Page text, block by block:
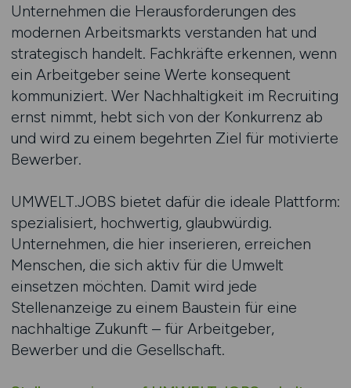
Unternehmen die Herausforderungen des
modernen Arbeitsmarkts verstanden hat und
strategisch handelt. Fachkräfte erkennen, wenn
ein Arbeitgeber seine Werte konsequent
kommuniziert. Wer Nachhaltigkeit im Recruiting
ernst nimmt, hebt sich von der Konkurrenz ab
und wird zu einem begehrten Ziel für motivierte
Bewerber.
UMWELT.JOBS bietet dafür die ideale Plattform:
spezialisiert, hochwertig, glaubwürdig.
Unternehmen, die hier inserieren, erreichen
Menschen, die sich aktiv für die Umwelt
einsetzen möchten. Damit wird jede
Stellenanzeige zu einem Baustein für eine
nachhaltige Zukunft – für Arbeitgeber,
Bewerber und die Gesellschaft.